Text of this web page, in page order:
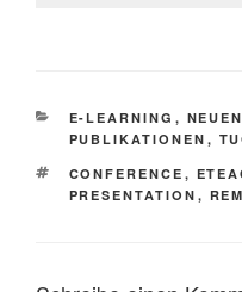
KATEGORIEN
E-LEARNING ,
PUBLIKATIONEN ,
SCHLAGWÖRTER
CONFERENCE ,
PRESENTATION ,